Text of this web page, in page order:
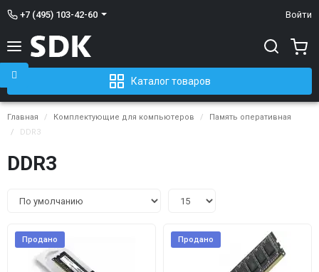
+7 (495) 103-42-60 Войти
Каталог товаров
Главная Комплектующие для компьютеров
Память оперативная
DDR3
DDR3
Продано Продано